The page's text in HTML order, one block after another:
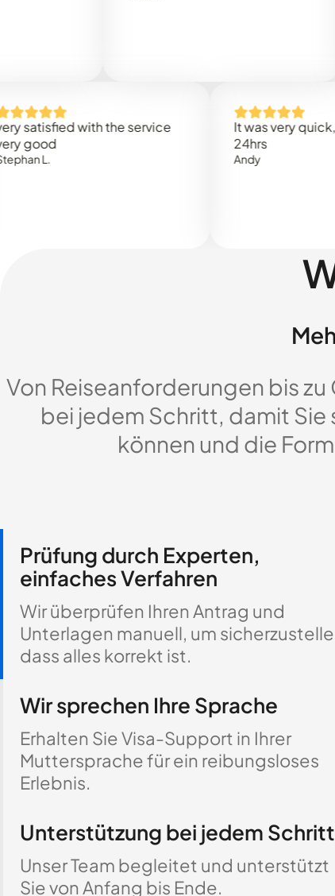
with the service
It was very quick, less
Von Reiseanforderungen bis
bei jedem Schritt, damit Sie
können und die
Prüfung durch Experten,
einfaches Verfahren
Wir überprüfen Ihren Antrag und
Unterlagen manuell, um
dass alles korrekt ist.
Wir sprechen Ihre Sprache
Erhalten Sie Visa-Support in Ihrer
Muttersprache für ein reibungsloses
Erlebnis.
Unterstützung bei jedem Schritt
Unser Team begleitet und unterstützt
Sie von Anfang bis Ende.